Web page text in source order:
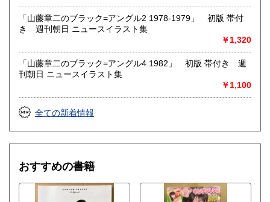
「山藤章二のブラック=アングル2 1978-1979」 初版 帯付
き 週刊朝日 ニュースイラスト集
￥1,320
「山藤章二のブラック=アングル4 1982」 初版 帯付き 週
刊朝日 ニュースイラスト集
￥1,100
全ての新着情報
おすすめの書籍